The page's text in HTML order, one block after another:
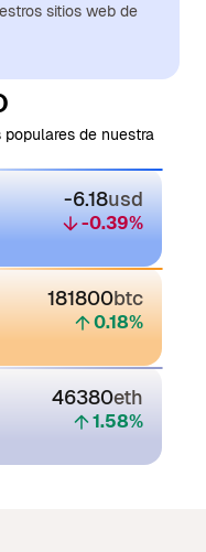
sitios web de
de nuestra
-6.18usd
-0.39%
181800btc
0.18%
46380eth
1.58%